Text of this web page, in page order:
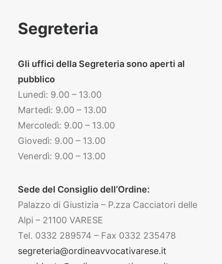
Segreteria
Gli uffici della Segreteria sono aperti al
pubblico
Lunedì: 9.00 – 13.00
Martedì: 9.00 – 13.00
Mercoledì: 9.00 – 13.00
Giovedì: 9.00 – 13.00
Venerdì: 9.00 – 13.00
Sede del Consiglio dell’Ordine:
Palazzo di Giustizia – P.zza Cacciatori delle
Alpi – 21100 VARESE
Tel. 0332 289574 – Fax 0332 235478
segreteria@ordineavvocativarese.it